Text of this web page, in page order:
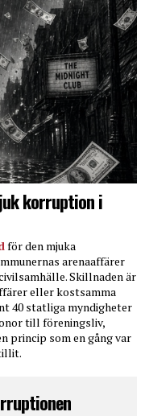
korruption i
för den mjuka
arenaaffärer
Skillnaden är
eller kostsamma
40 statliga myndigheter
till föreningsliv,
princip som en gång var